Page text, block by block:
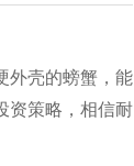
外壳的螃蟹，能
资策略，相信耐